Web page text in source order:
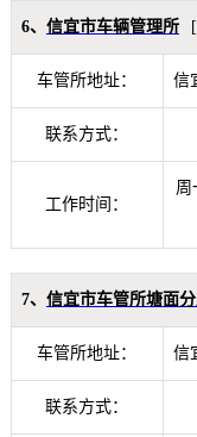
6、 信宜市车辆管理所
车管所地址： 信
联系方式：
工作时间：
周
7、 信宜市车管所塘面
车管所地址： 信
联系方式：